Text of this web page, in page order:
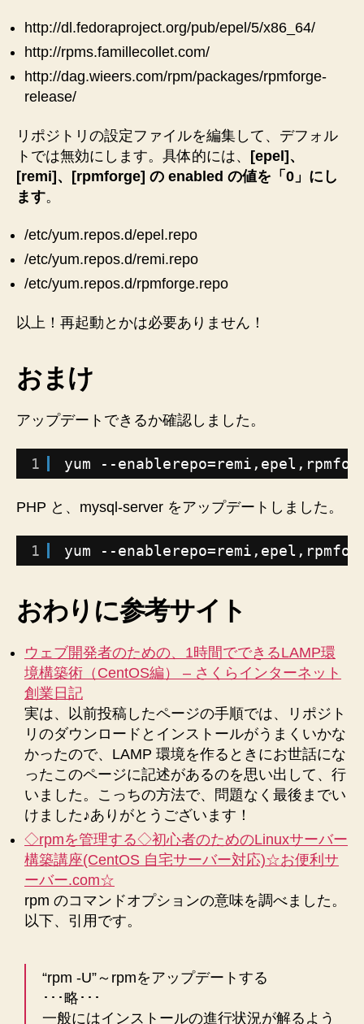
リ
ポ
ト
び
へ
http://dl.fedoraproject.org/pub/epel/5/x86_64/
http://rpms.famillecollet.com/
http://dag.wieers.com/rpm/packages/rpmforge-
release/
リポジトリの設定ファイルを編集して、デフォル
トでは無効にします。具体的には、 [epel]、
[remi]、[rpmforge] の enabled の値を「0」にし
ます。
/etc/yum.repos.d/epel.repo
/etc/yum.repos.d/remi.repo
/etc/yum.repos.d/rpmforge.repo
以上！再起動とかは必要ありません！
おまけ
アップデートできるか確認しました。
1 yum --
PHP と、mysql-server をアップデートしました。
1 yum --
おわりに参考サイト
ウェブ開発者のための、1時間でできるLAMP環
境構築術（CentOS編） – さくらインターネット
創業日記
実は、以前投稿したページの手順では、リポジト
リのダウンロードとインストールがうまくいかな
かったので、LAMP 環境を作るときにお世話にな
ったこのページに記述があるのを思い出して、行
いました。こっちの方法で、問題なく最後までい
けました♪ありがとうございます！
◇rpmを管理する◇初心者のためのLinuxサーバー
構築講座(CentOS 自宅サーバー対応)☆お便利サ
ーバー.com☆
rpm のコマンドオプションの意味を調べました。
以下、引用です。
“rpm -U”～rpmをアップデートする
･･･略･･･
一般にはインストールの進行状況が解るよう